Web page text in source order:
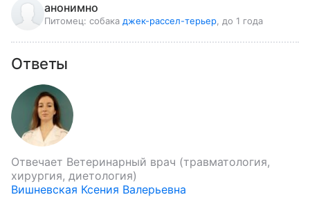
анонимно
Питомец: собака джек-рассел-терьер , до 1 года
Ответы
Отвечает Ветеринарный врач (травматология,
хирургия, диетология)
Вишневская Ксения Валерьевна